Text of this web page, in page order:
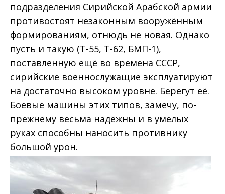
подразделения Сирийской Арабской армии
противостоят незаконным вооружённым
формированиям, отнюдь не новая. Однако
пусть и такую (Т-55, Т-62, БМП-1),
поставленную ещё во времена СССР,
сирийские военнослужащие эксплуатируют
на достаточно высоком уровне. Берегут её.
Боевые машины этих типов, замечу, по-
прежнему весьма надёжны и в умелых
руках способны наносить противнику
большой урон.